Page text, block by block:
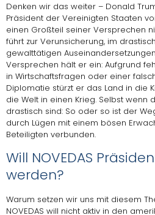
Denken wir das weiter – Donald
Präsident der Vereinigten Staaten
einen Großteil seiner Versprechen
führt zur Verunsicherung, im
gewalttätigen
Versprechen hält er ein: Aufgrund
in Wirtschaftsfragen oder einer
Diplomatie stürzt er das Land in die
die Welt in einen Krieg. Selbst wenn
drastisch sind: So oder so ist der
durch Lügen mit einem bösen
Beteiligten verbunden.
Will NOVEDAS
werden?
Warum setzen wir uns mit diesem
NOVEDAS will nicht aktiv in den